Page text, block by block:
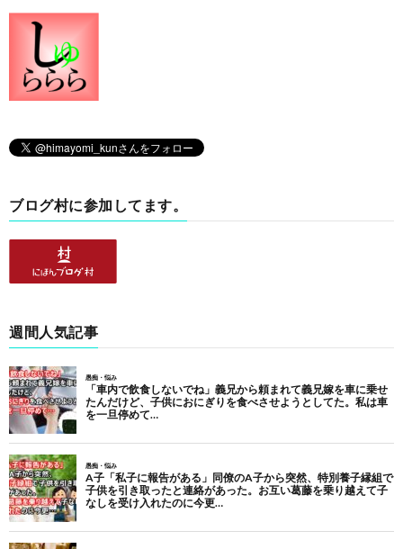
ブログ村に参加してます。
週間人気記事